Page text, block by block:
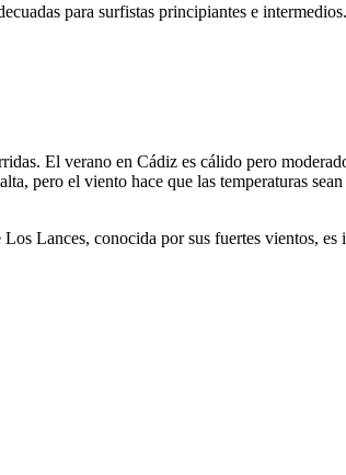
para surfistas principiantes e
El verano en Cádiz es cálido pero
pero el viento hace que las temperaturas
Lances, conocida por sus fuertes vientos,